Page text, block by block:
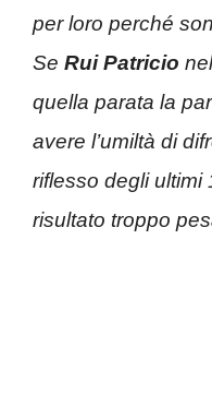
per loro perché
Se Rui Patricio
quella parata la
avere l’umiltà di
riflesso degli ultimi
risultato troppo